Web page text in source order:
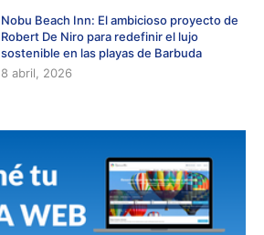
Nobu Beach Inn: El ambicioso proyecto de
Robert De Niro para redefinir el lujo
sostenible en las playas de Barbuda
8 abril, 2026